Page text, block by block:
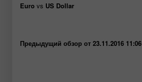
Euro vs US Dollar
Предыдущий обзор от 23.11.2016 11:06